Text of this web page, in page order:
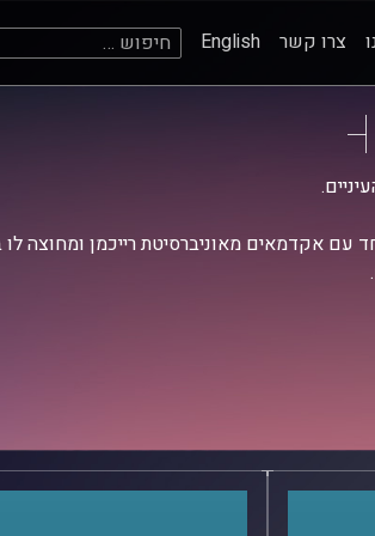
צרו קשר English חיפוש:
אקדמאים מאוניברסיטת רייכמן ומחוצה לו